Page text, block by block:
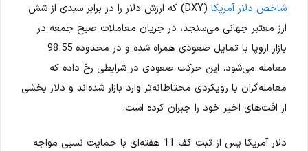
شاخص دلار آمریکا
(DXY) که ارزش دلار را در برابر سبدی از شش
ارز معتبر جهانی می‌سنجد، در جریان معاملات صبح جمعه در
بازار اروپا با تمایل صعودی همراه شده و در محدوده 98.55
معامله می‌شود. این حرکت صعودی در شرایطی رخ داده که
معامله‌گران با رویکردی محتاطانه‌تر وارد بازار شده‌اند و دلار بخشی
از افت‌های اخیر خود را جبران کرده است.
دلار آمریکا پس از ثبت کف 11 هفته‌ای با حمایت نسبی مواجه